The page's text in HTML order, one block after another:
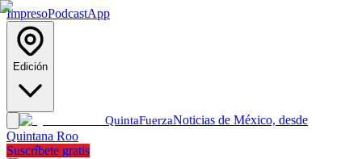
ImpresoPodcastApp
Edición
QuintaFuerzaNoticias de México, desde
Quintana Roo
Suscríbete gratis